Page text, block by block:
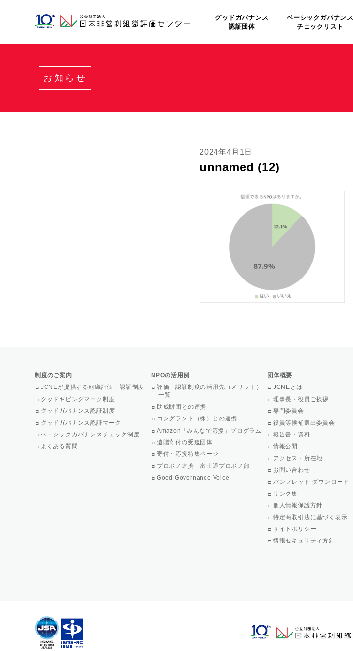
グッドガバナンス
認証団体
ベーシックガバナンス
チェックリスト
お知らせ
2024年4月1日
unnamed (12)
制度のご案内
JCNEが提供する組織評価・認証制度
グッドギビングマーク制度
グッドガバナンス認証制度
グッドガバナンス認証マーク
ベーシックガバナンスチェック制度
よくある質問
NPOの活用例
評価・認証制度の活用先（メリット）
一覧
助成財団との連携
コングラント（株）との連携
Amazon「みんなで応援」プログラム
遺贈寄付の受遺団体
寄付・応援特集ページ
プロボノ連携 富士通プロボノ部
Good Governance Voice
団体概要
JCNEとは
理事長・役員ご挨拶
専門委員会
役員等候補選出委員会
報告書・資料
情報公開
アクセス・所在地
お問い合わせ
パンフレット ダウンロード
リンク集
個人情報保護方針
特定商取引法に基づく表示
サイトポリシー
情報セキュリティ方針